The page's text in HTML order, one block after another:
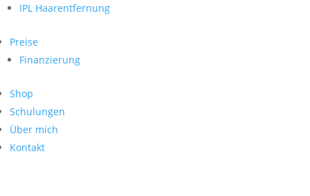
IPL Haarentfernung
Preise
Finanzierung
Shop
Schulungen
Über mich
Kontakt
Feed der Einträge
WordPress.org
Search
nach:
Archive
Kontakt
Impressum
Datenschutz